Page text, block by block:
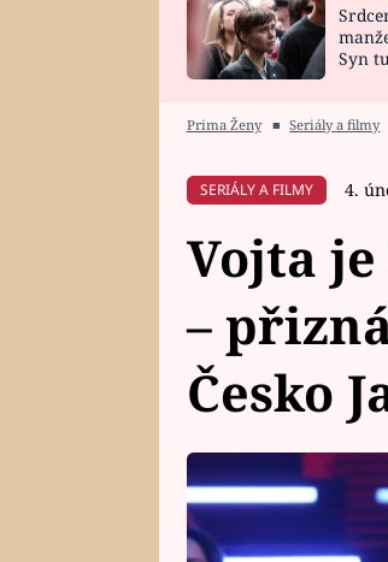
HOROSKOP NA
Syn
Prima Ženy ■ Seriály a filmy
SERIÁLY A FILMY 4.
Vojta
–
Česko